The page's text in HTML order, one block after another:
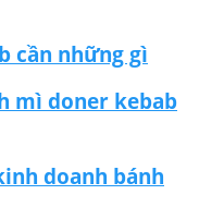
cần những gì
mì doner kebab
doanh bánh